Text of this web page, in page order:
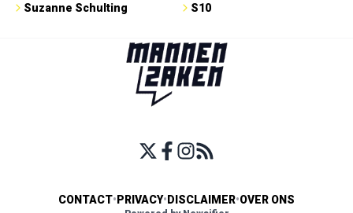
Suzanne Schulting
S10
CONTACT• PRIVACY• DISCLAIMER•OVER ONS